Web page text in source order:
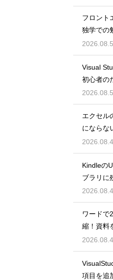
フロント
独学での
習計画
2026.08.5
Visual
初心者の
2026.08.5
エクセル
にならな
わせる技
2026.08.4
Kindleの
ブラリに
2026.08.4
ワードで
縮！資料
する設定
2026.08.4
項目を追